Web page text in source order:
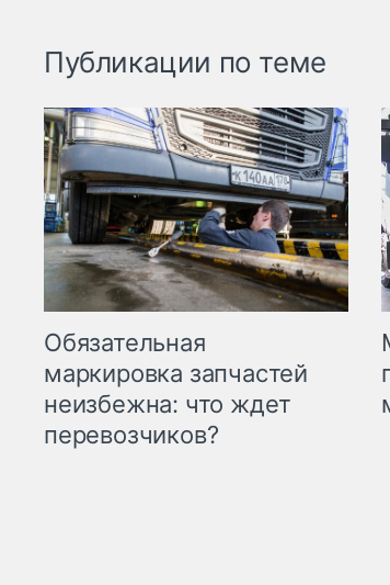
Публикации по теме
Обязательная
маркировка запчастей
неизбежна: что ждет
перевозчиков?